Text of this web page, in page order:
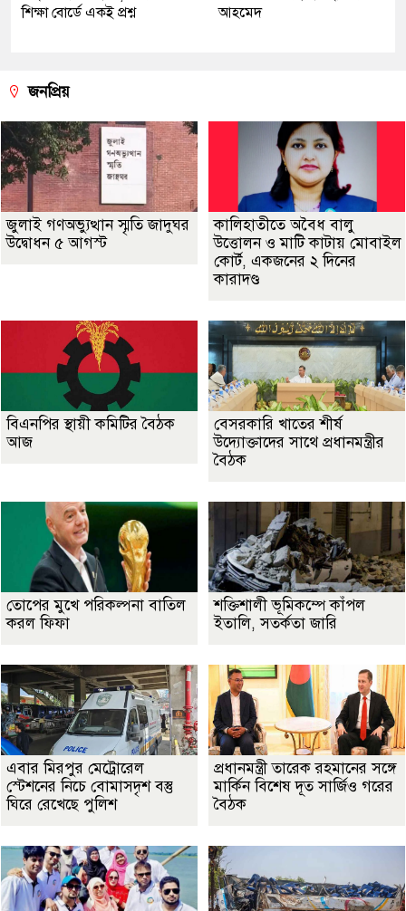
শিক্ষা বোর্ডে একই প্রশ্ন
আহমেদ
জনপ্রিয়
জুলাই গণঅভ্যুত্থান স্মৃতি জাদুঘর
উদ্বোধন ৫ আগস্ট
কালিহাতীতে অবৈধ বালু
উত্তোলন ও মাটি কাটায় মোবাইল
কোর্ট, একজনের ২ দিনের
কারাদণ্ড
বিএনপির স্থায়ী কমিটির বৈঠক
আজ
বেসরকারি খাতের শীর্ষ
উদ্যোক্তাদের সাথে প্রধানমন্ত্রীর
বৈঠক
তোপের মুখে পরিকল্পনা বাতিল
করল ফিফা
শক্তিশালী ভূমিকম্পে কাঁপল
ইতালি, সতর্কতা জারি
এবার মিরপুর মেট্রোরেল
স্টেশনের নিচে বোমাসদৃশ বস্তু
ঘিরে রেখেছে পুলিশ
প্রধানমন্ত্রী তারেক রহমানের সঙ্গে
মার্কিন বিশেষ দূত সার্জিও গরের
বৈঠক